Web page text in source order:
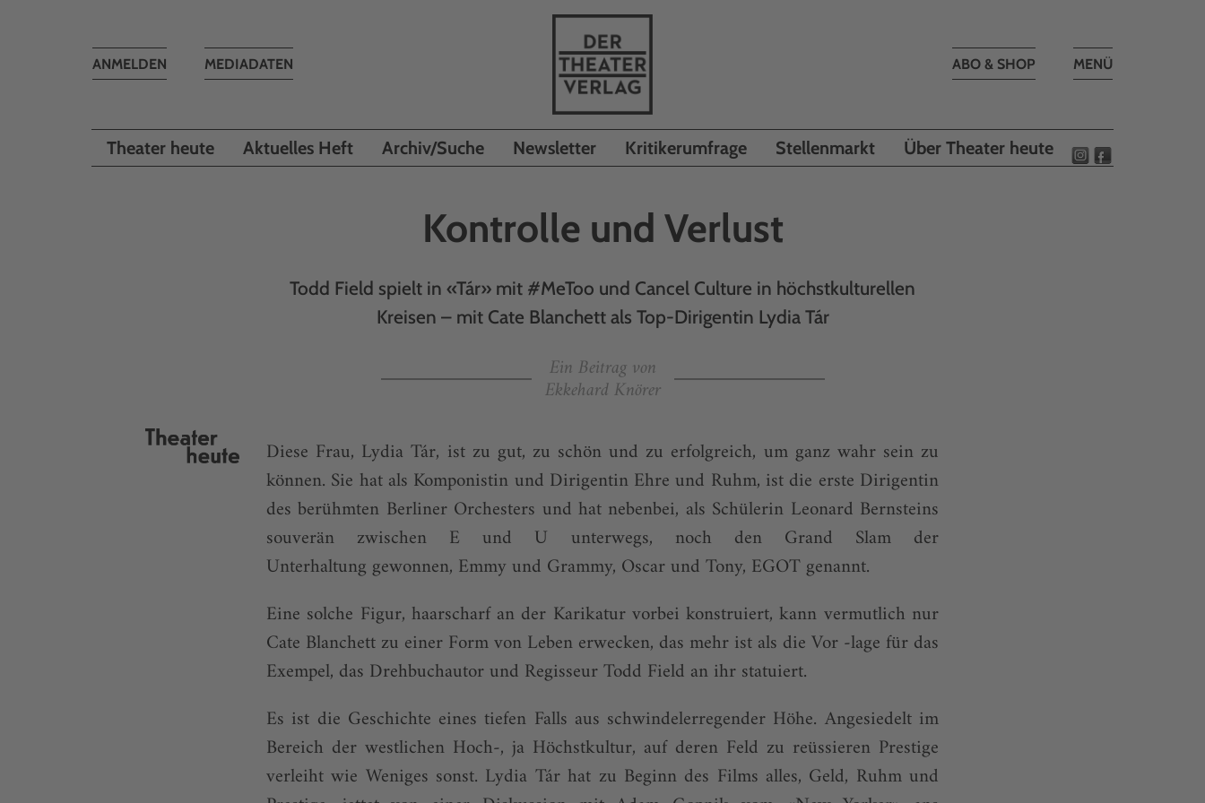
Toggle
MENÜ
ABO & SHOP
MEDIADATEN
Toggle
ANMELDEN
Theater heute Aktuelles Heft Archiv/Suche Newsletter Kritikerumfrage Stellenmarkt Über Theater heute
Kontrolle und Verlust
Todd Field spielt in «Tár» mit #MeToo und Cancel Culture in höchstkulturellen
Kreisen – mit Cate Blanchett als Top-Dirigentin Lydia Tár
Ein Beitrag von
Ekkehard Knörer
Diese Frau, Lydia Tár, ist zu gut, zu schön und zu erfolgreich, um ganz wahr sein zu
können. Sie hat als Komponistin und Dirigentin Ehre und Ruhm, ist die erste Dirigentin
des berühmten Berliner Orchesters und hat nebenbei, als Schülerin Leonard Bernsteins
souverän zwischen E und U unterwegs, noch den Grand Slam der
Unterhaltung gewonnen, Emmy und Grammy, Oscar und Tony, EGOT genannt.
Eine solche Figur, haarscharf an der Karikatur vorbei konstruiert, kann vermutlich nur
Cate Blanchett zu einer Form von Leben erwecken, das mehr ist als die Vor -lage für das
Exempel, das Drehbuchautor und Regisseur Todd Field an ihr statuiert.
Es ist die Geschichte eines tiefen Falls aus schwindelerregender Höhe. Angesiedelt im
Bereich der westlichen Hoch-, ja Höchstkultur, auf deren Feld zu reüssieren Prestige
verleiht wie Weniges sonst. Lydia Tár hat zu Beginn des Films alles, Geld, Ruhm und